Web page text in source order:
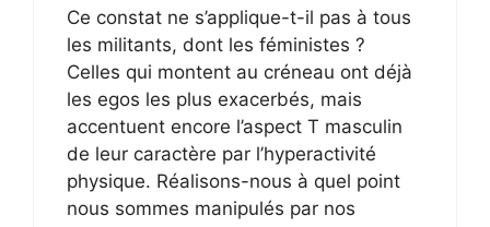
Ce constat ne s’applique-t-il pas à tous
les militants, dont les féministes ?
Celles qui montent au créneau ont déjà
les egos les plus exacerbés, mais
accentuent encore l’aspect T masculin
de leur caractère par l’hyperactivité
physique. Réalisons-nous à quel point
nous sommes manipulés par nos